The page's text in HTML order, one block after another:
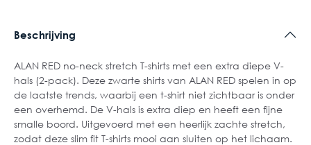
Beschrijving
ALAN RED no-neck stretch T-shirts met een extra diepe V-
hals (2-pack). Deze zwarte shirts van ALAN RED spelen in op
de laatste trends, waarbij een t-shirt niet zichtbaar is onder
een overhemd. De V-hals is extra diep en heeft een fijne
smalle boord. Uitgevoerd met een heerlijk zachte stretch,
zodat deze slim fit T-shirts mooi aan sluiten op het lichaam.